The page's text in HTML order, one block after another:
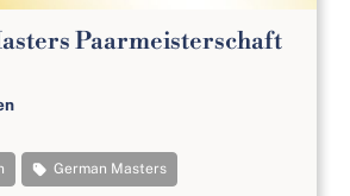
Paarmeisterschaft
German Masters